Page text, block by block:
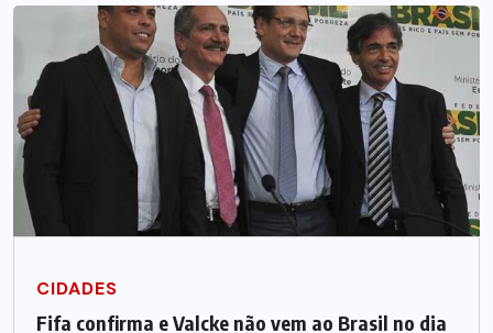
CIDADES
Fifa confirma e Valcke não vem ao Brasil no dia